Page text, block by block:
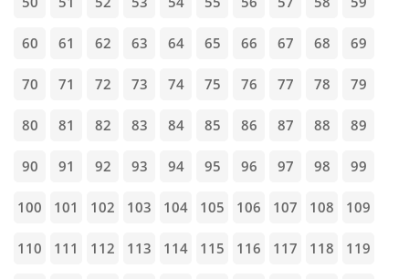
60 61 62 63 64 65 66 67 68 69
70 71 72 73 74 75 76 77 78 79
80 81 82 83 84 85 86 87 88 89
90 91 92 93 94 95 96 97 98 99
100 101 102 103 104 105 106 107 108 109
110 111 112 113 114 115 116 117 118 119